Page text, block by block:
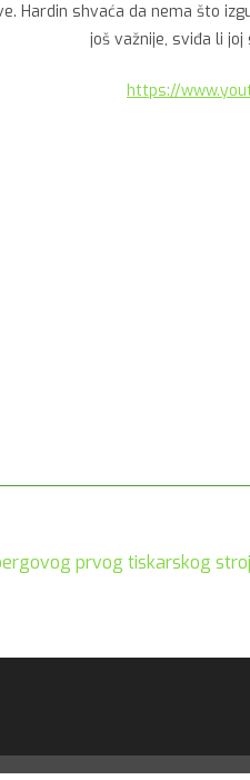
Hardin shvaća da nema što
još važnije, sviđa li
https://
prvog tiskarskog